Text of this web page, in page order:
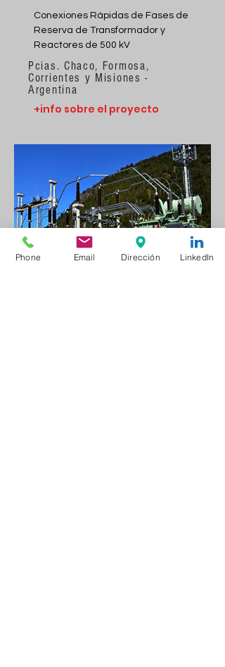
Conexiones Rápidas de Fases de
Reserva de Transformador y
Reactores de 500 kV
Pcias. Chaco, Formosa,
Corrientes y Misiones -
Argentina
+info sobre el proyecto
Phone Email Dirección LinkedIn